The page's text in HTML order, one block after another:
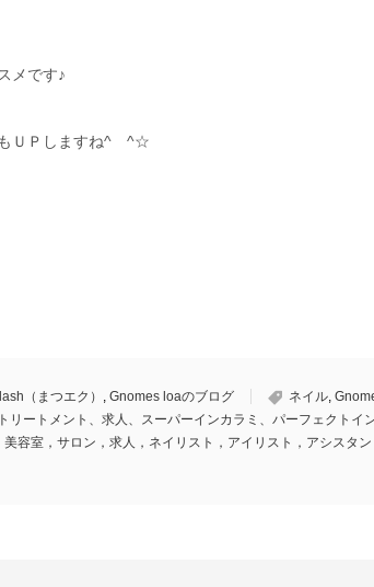
メです♪
もＵＰしますね^ ^☆
（まつエク） , Gnomes loaのブログ ネイル,
ートメント、求人、スーパーインカラミ、パーフェクトイ
美容室，サロン，求人，ネイリスト，アイリスト，アシスタ